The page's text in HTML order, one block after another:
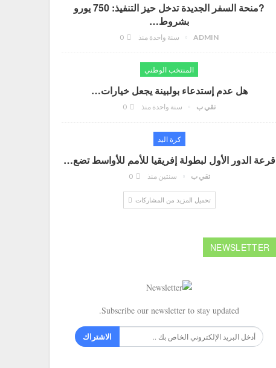
?منحة السفر الجديدة تدخل حيز التنفيذ: 750 يورو
بشروط…
ADMIN سنة واحدة منذ
المنتخب الوطني
هل عدم إستدعاء بولبينة يجعل خيارات…
تقي ب سنة واحدة منذ
كرة اليد
قرعة الدور الأول لبطولة إفريقيا للأمم للأواسط تضع…
تقي ب سنتين منذ 0
تحميل المزيد من المشاركات
NEWSLETTER
Subscribe our newsletter to stay updated.
الاشتراك